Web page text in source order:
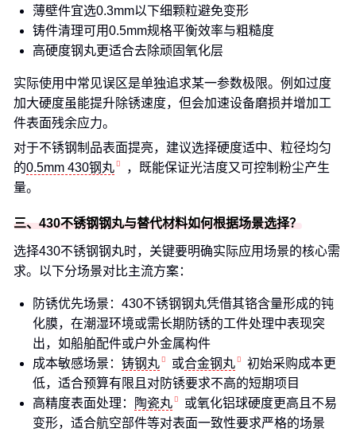
薄壁件宜选0.3mm以下细颗粒避免变形
铸件清理可用0.5mm规格平衡效率与粗糙度
高硬度钢丸更适合去除顽固氧化层
实际使用中常见误区是单独追求某一参数极限。例如过度
加大硬度虽能提升除锈速度，但会加速设备磨损并增加工
件表面残余应力。
对于不锈钢制品表面提亮，建议选择硬度适中、粒径均匀
的0.5mm 430钢丸
，既能保证光洁度又可控制粉尘产生
量。
三、430不锈钢钢丸与替代材料如何根据场景选择？
选择430不锈钢钢丸时，关键要明确实际应用场景的核心需
求。以下分场景对比主流方案：
防锈优先场景：430不锈钢钢丸凭借其铬含量形成的钝
化膜，在潮湿环境或需长期防锈的工件处理中表现突
出，如船舶配件或户外金属构件
成本敏感场景： 铸钢丸 或合金钢丸
初始采购成本更
低，适合预算有限且对防锈要求不高的短期项目
高精度表面处理：
陶瓷丸
或氧化铝球硬度更高且不易
变形，适合航空部件等对表面一致性要求严格的场景